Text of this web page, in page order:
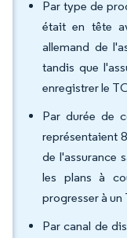
Par type de
était en tête
allemand de
tandis que
enregistrer le
Par durée de
représentaient
de l'assurance
les plans à
progresser à un
Par canal de